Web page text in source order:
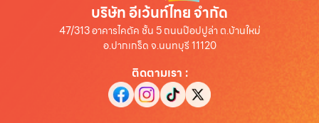
บริษัท อีเว้นท์ไทย จำกัด
47/313 อาคารไคตัค ชั้น 5 ถนนป๊อปปูล่า ต.บ้านใหม่
อ.ปากเกร็ด จ.นนทบุรี 11120
ติดตามเรา :